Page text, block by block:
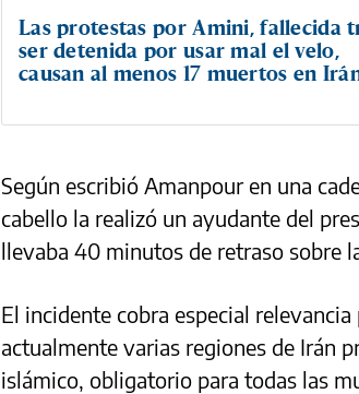
Las protestas por Amini, fallecida
ser detenida por usar mal el velo,
causan al menos 17 muertos en
Según escribió Amanpour en una
cabello la realizó un ayudante del
llevaba 40 minutos de retraso sobre
El incidente cobra especial
actualmente varias regiones de Irán
islámico, obligatorio para todas las